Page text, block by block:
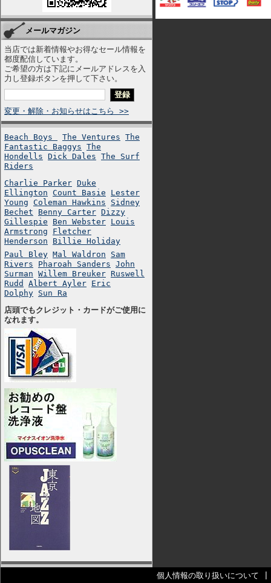
メールマガジン
当店では新着情報やお得なセール情報を
都度配信しています。
ご希望の方は下記にメールアドレスを入
力し登録ボタンを押して下さい。
変更・解除・お知らせはこちら >>
Beach Boys The Ventures The
Fantastic Baggys The
Hondells Dick Dales The Surf
Riders
Charlie Parker Duke
Ellington Count Basie
Lester
Young Coleman Hawkins
Sidney
Bechet
Benny Carter Dizzy
Gillespie
Ben Webster Louis
Armstrong
Fletcher
Henderson
Billie Holiday
Paul Bley Mal Waldron
Sam
Rivers
Pharoah Sanders John
Surman Willem Breuker Ruswell
Rudd
Albert Ayler Eric
Dolphy Sun Ra
店頭でもクレジット・カードがご使用に
なれます。
個人情報の取り扱いについて